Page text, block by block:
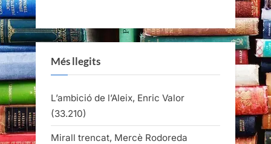
Més llegits
L’ambició de l’Aleix, Enric Valor
(33.210)
Mirall trencat, Mercè Rodoreda